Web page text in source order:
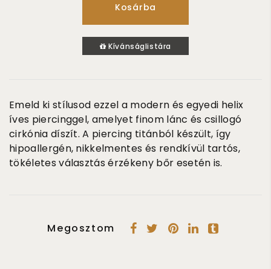
Kosárba
Kívánságlistára
Emeld ki stílusod ezzel a modern és egyedi helix
íves piercinggel, amelyet finom lánc és csillogó
cirkónia díszít. A piercing titánból készült, így
hipoallergén, nikkelmentes és rendkívül tartós,
tökéletes választás érzékeny bőr esetén is.
Megosztom